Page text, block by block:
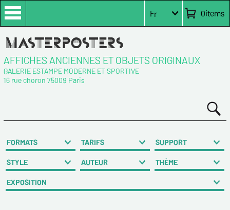
0items
Fr
AFFICHES ANCIENNES ET OBJETS ORIGINAUX
GALERIE ESTAMPE MODERNE ET SPORTIVE
16 rue choron 75009 Paris
FORMATS TARIFS SUPPORT
STYLE AUTEUR THÈME
EXPOSITION